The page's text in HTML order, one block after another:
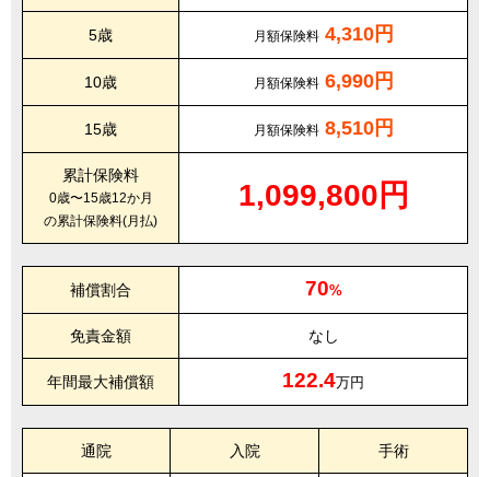
5歳 月額保険料 4,310円
10歳 月額保険料 6,990円
15歳 月額保険料 8,510円
累計保険料
0歳〜15歳12か月
の累計保険料(月払)
1,099,800円
補償割合 70%
免責金額 なし
年間最大補償額 122.4万円
通院 入院 手術